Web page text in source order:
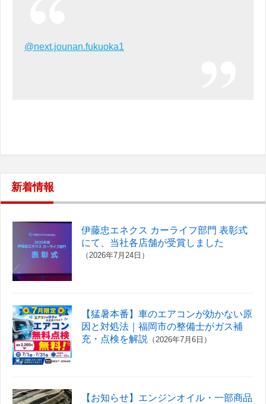
@next.jounan.fukuoka1
新着情報
伊藤忠エネクス カーライフ部門 表彰式
にて、当社各店舗が受賞しました
（2026年7月24日）
【猛暑本番】車のエアコンが効かない原
因と対処法｜福岡市の整備士がガス補
充・点検を解説
（2026年7月6日）
【お知らせ】エンジンオイル・一部商品